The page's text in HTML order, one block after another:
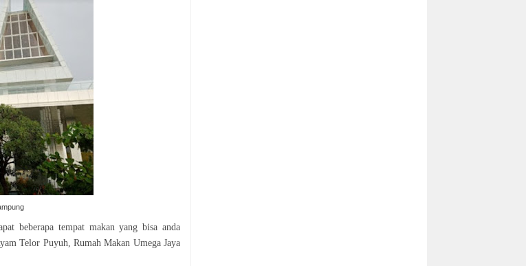
beberapa tempat makan yang bisa anda
Telor Puyuh, Rumah Makan Umega Jaya